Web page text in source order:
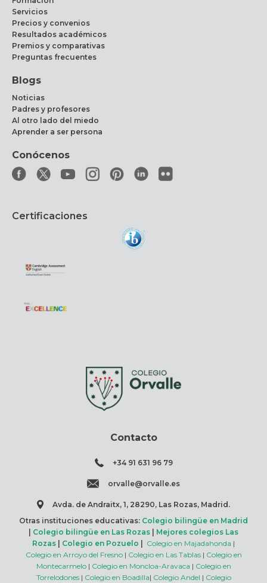
Servicios
Precios y convenios
Resultados académicos
Premios y comparativas
Preguntas frecuentes
Blogs
Noticias
Padres y profesores
Al otro lado del miedo
Aprender a ser persona
Conócenos
Certificaciones
Contacto
+34 91 631 96 79
orvalle@orvalle.es
Avda. de Andraitx, 1, 28290, Las Rozas, Madrid.
Otras instituciones educativas: Colegio bilingüe en Madrid
Colegio bilingüe en Las Rozas
Mejores colegios Las
Rozas
Colegio en Pozuelo Colegio en Majadahonda |
Colegio en Arroyo del Fresno| Colegio en Las Tablas| Colegio en
Montecarmelo| Colegio en Moncloa-Aravaca | Colegio en
Torrelodones| Colegio en Boadilla| Colegio Andel | Colegio